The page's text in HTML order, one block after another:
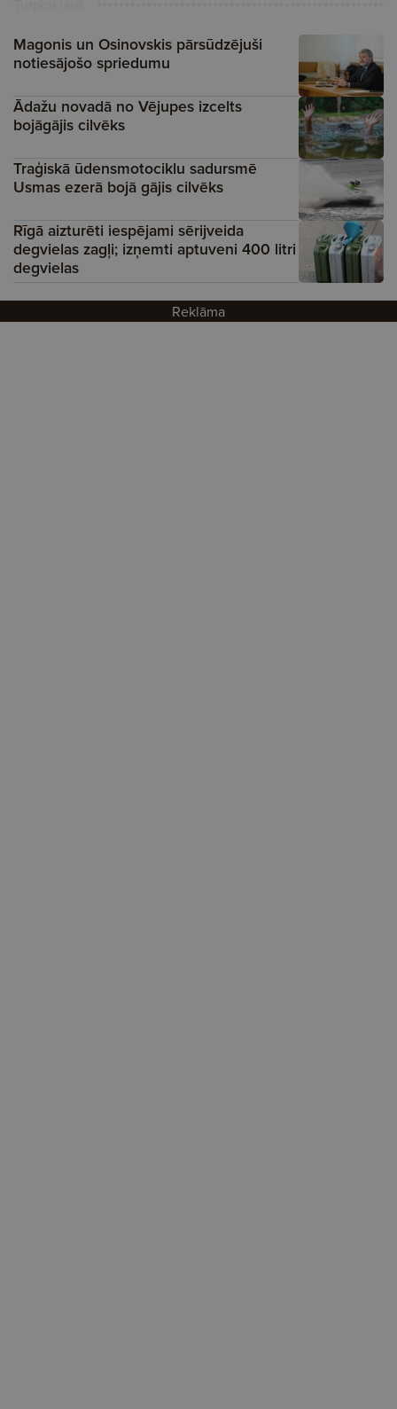
Magonis un Osinovskis pārsūdzējuši
notiesājošo spriedumu
Ādažu novadā no Vējupes izcelts
bojāgājis cilvēks
Traģiskā ūdensmotociklu sadursmē
Usmas ezerā bojā gājis cilvēks
Rīgā aizturēti iespējami sērijveida
degvielas zagļi; izņemti aptuveni 400 litri
degvielas
Reklāma